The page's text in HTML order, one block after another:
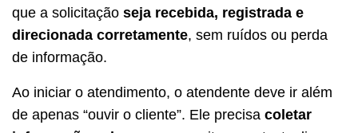
que a solicitação seja recebida, registrada e
direcionada corretamente, sem ruídos ou perda
de informação.
Ao iniciar o atendimento, o atendente deve ir além
de apenas “ouvir o cliente”. Ele precisa coletar